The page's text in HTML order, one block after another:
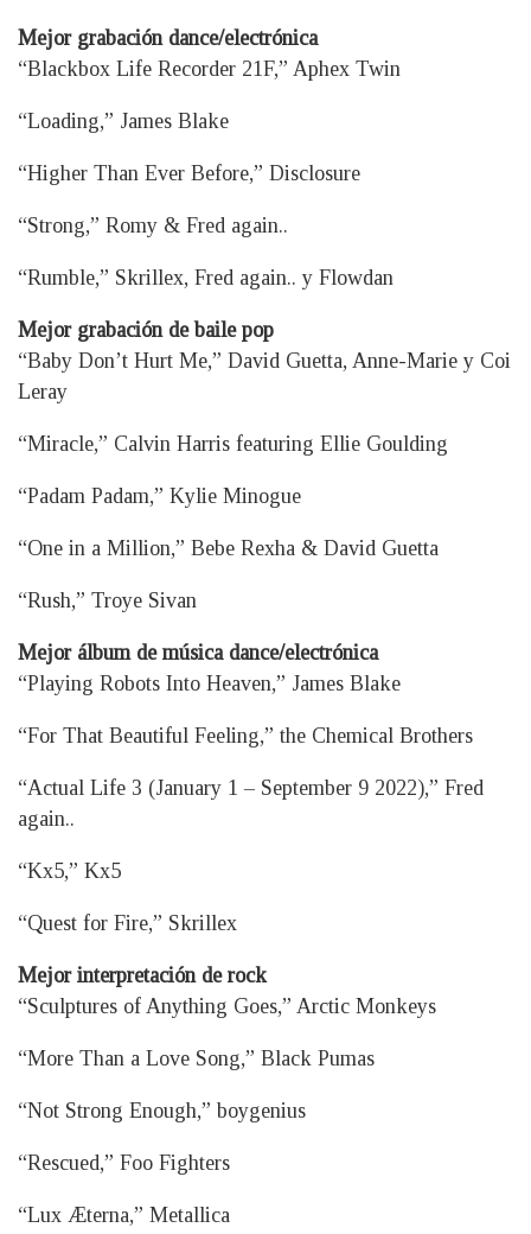
Mejor grabación dance/electrónica
“Blackbox Life Recorder 21F,” Aphex Twin
“Loading,” James Blake
“Higher Than Ever Before,” Disclosure
“Strong,” Romy & Fred again..
“Rumble,” Skrillex, Fred again.. y Flowdan
Mejor grabación de baile pop
“Baby Don’t Hurt Me,” David Guetta, Anne-Marie y Coi
Leray
“Miracle,” Calvin Harris featuring Ellie Goulding
“Padam Padam,” Kylie Minogue
“One in a Million,” Bebe Rexha & David Guetta
“Rush,” Troye Sivan
Mejor álbum de música dance/electrónica
“Playing Robots Into Heaven,” James Blake
“For That Beautiful Feeling,” the Chemical Brothers
“Actual Life 3 (January 1 – September 9 2022),” Fred
again..
“Kx5,” Kx5
“Quest for Fire,” Skrillex
Mejor interpretación de rock
“Sculptures of Anything Goes,” Arctic Monkeys
“More Than a Love Song,” Black Pumas
“Not Strong Enough,” boygenius
“Rescued,” Foo Fighters
“Lux Æterna,” Metallica